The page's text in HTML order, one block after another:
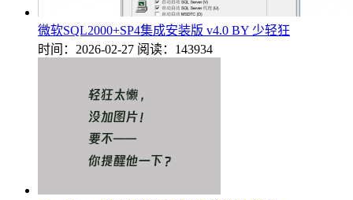
微软SQL2000+SP4集成安装版 v4.0 BY 少轻狂
时间：2026-02-27 阅读：143934